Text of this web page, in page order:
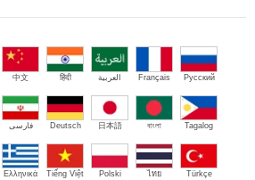
中文 हिंदी العربية Français Русский
فارسی Deutsch 日本語 বাংলা Tagalog
Ελληνικά Tiếng Việt Polski ไทย Türkçe